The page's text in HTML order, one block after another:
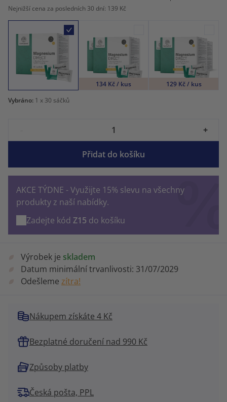
Nejnižší cena za posledních 30 dní: 139 Kč
134 Kč / kus
129 Kč / kus
Vybráno: 1 x 30 sáčků
+
Přidat do košíku
AKCE TÝDNE - Využijte 15% slevu na všechny
produkty z naší nabídky.
Zadejte kód Z15 do košíku
Výrobek je skladem
Datum minimální trvanlivosti: 31/07/2029
Odešleme zítra!
Nákupem získáte 4 Kč
Bezplatné doručení nad 990 Kč
Způsoby platby
Česká pošta, PPL